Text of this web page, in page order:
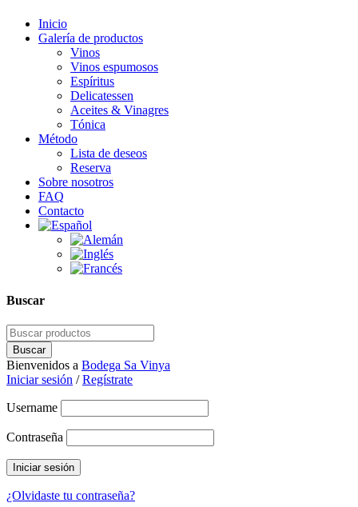
Inicio
Galería de productos
Vinos
Vinos espumosos
Espíritus
Delicatessen
Aceites & Vinagres
Tónica
Método
Lista de deseos
Reserva
Sobre nosotros
FAQ
Contacto
Buscar
Bienvenidos a Bodega Sa Vinya
Iniciar sesión /Regístrate
Username
Contraseña
¿Olvidaste tu contraseña?